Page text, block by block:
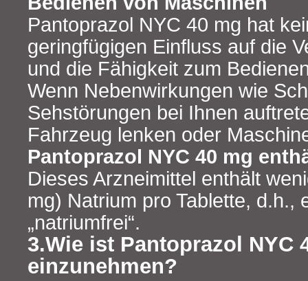
Pantoprazol NYC 40 mg hat
geringfügigen Einfluss auf die
und die Fähigkeit zum
Wenn Nebenwirkungen wie
Sehstörungen bei Ihnen
Fahrzeug lenken oder
Pantoprazol NYC 40 mg
Dieses Arzneimittel enthält
mg) Natrium pro Tablette, d.h.,
„natriumfrei“.
3.Wie ist Pantoprazol NYC
einzunehmen?